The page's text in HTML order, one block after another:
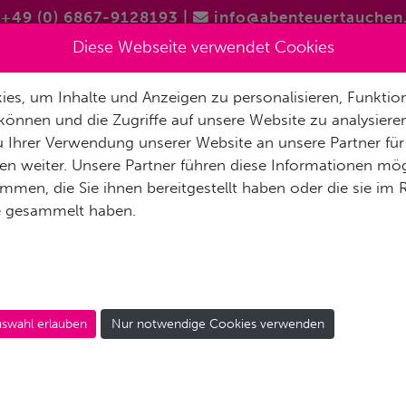
+49 (0) 6867-9128193
SSI TRY FREEDIVING KURS TOUREN UND
Diese Webseite verwendet Cookies
um Inhalte und Anzeigen zu personalisieren,
und die Zugriffe auf unsere Website zu
Verwendung unserer Website an unsere Partner für
weiter. Unsere Partner führen diese Informationen
die Sie ihnen bereitgestellt haben oder die sie im
haben.
erlauben Nur notwendige Cookies verwenden